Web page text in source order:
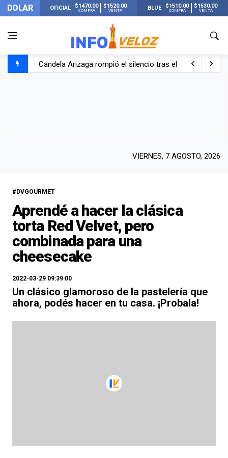
DOLAR OFICIAL $1470.00
COMPRA
$1520.00
VENTA BLUE $1510.00
COMPRA
$1530.00
VENTA
Candela Arizaga rompió el silencio tras el incidente con
VIERNES, 7 AGOSTO, 2026
#DVGOURMET
Aprendé a hacer la clásica
torta Red Velvet, pero
combinada para una
cheesecake
2022-03-29 09:39:00
Un clásico glamoroso de la pastelería que
ahora, podés hacer en tu casa. ¡Probala!